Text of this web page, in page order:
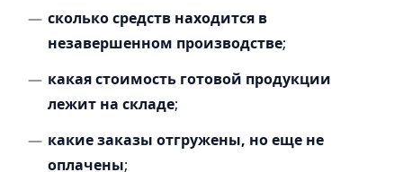
сколько средств находится в
незавершенном производстве;
какая стоимость готовой продукции
лежит на складе;
какие заказы отгружены, но еще не
оплачены;